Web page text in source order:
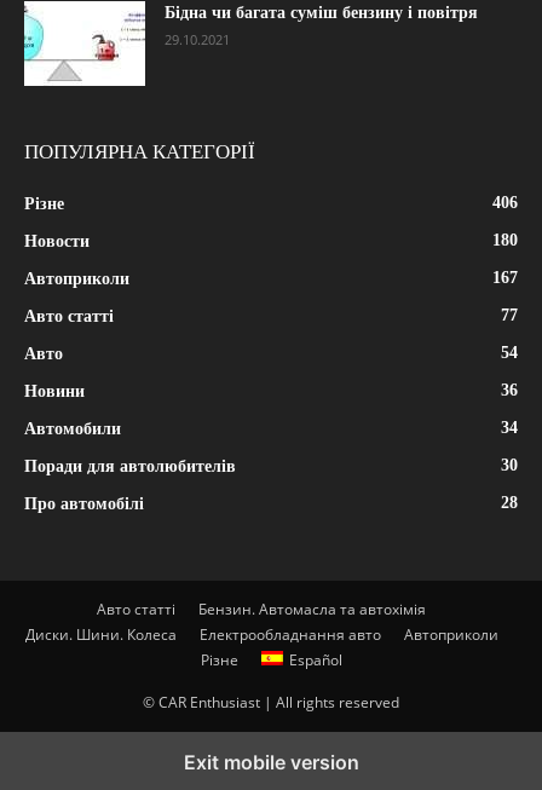
Бідна чи багата суміш бензину і повітря
29.10.2021
ПОПУЛЯРНА КАТЕГОРІЇ
Різне 406
Новости 180
Автоприколи 167
Авто статті 77
Авто 54
Новини 36
Автомобили 34
Поради для автолюбителів 30
Про автомобілі 28
Авто статті
Бензин. Автомасла та автохімія
Диски. Шини. Колеса
Електрообладнання авто
Автоприколи
Різне
Español
© CAR Enthusiast | All rights reserved
Exit mobile version